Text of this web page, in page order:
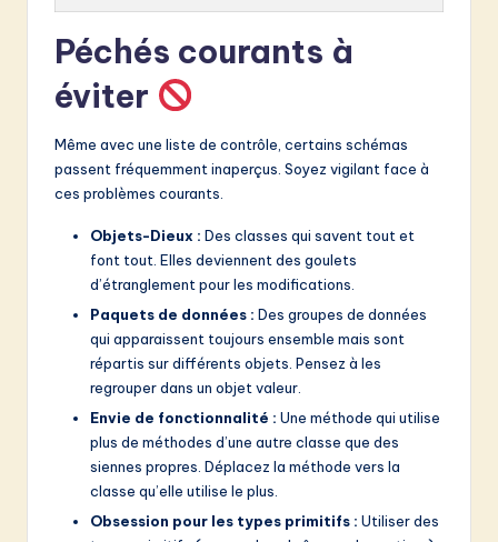
Péchés courants à
éviter
Même avec une liste de contrôle, certains schémas
passent fréquemment inaperçus. Soyez vigilant face à
ces problèmes courants.
Objets-Dieux : Des classes qui savent tout et
font tout. Elles deviennent des goulets
d’étranglement pour les modifications.
Paquets de données : Des groupes de données
qui apparaissent toujours ensemble mais sont
répartis sur différents objets. Pensez à les
regrouper dans un objet valeur.
Envie de fonctionnalité : Une méthode qui utilise
plus de méthodes d’une autre classe que des
siennes propres. Déplacez la méthode vers la
classe qu’elle utilise le plus.
Obsession pour les types primitifs : Utiliser des